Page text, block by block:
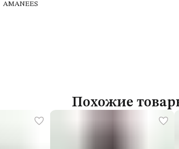
AMANEES
Похожие